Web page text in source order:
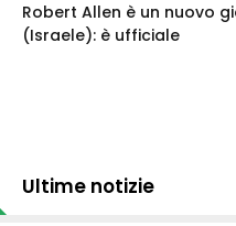
Robert Allen è un nuovo
(Israele): è ufficiale
Ultime notizie